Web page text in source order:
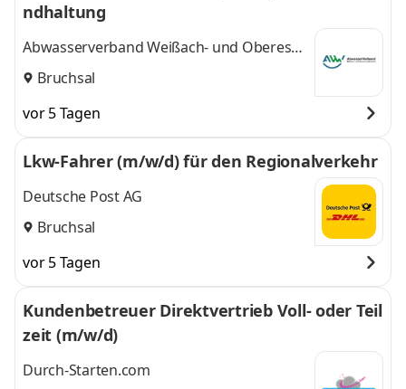
ndhaltung
Abwasserverband Weißach- und Oberes
Saalbachtal
Bruchsal
vor 5 Tagen
Lkw-Fahrer (m/w/d) für den Regionalverkehr
Deutsche Post AG
Bruchsal
vor 5 Tagen
Kundenbetreuer Direktvertrieb Voll- oder Teil
zeit (m/w/d)
Durch-Starten.com